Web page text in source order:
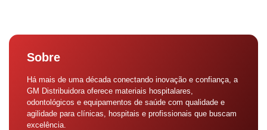
Sobre
Há mais de uma década conectando inovação e confiança, a
GM Distribuidora oferece materiais hospitalares,
odontológicos e equipamentos de saúde com qualidade e
agilidade para clínicas, hospitais e profissionais que buscam
excelência.